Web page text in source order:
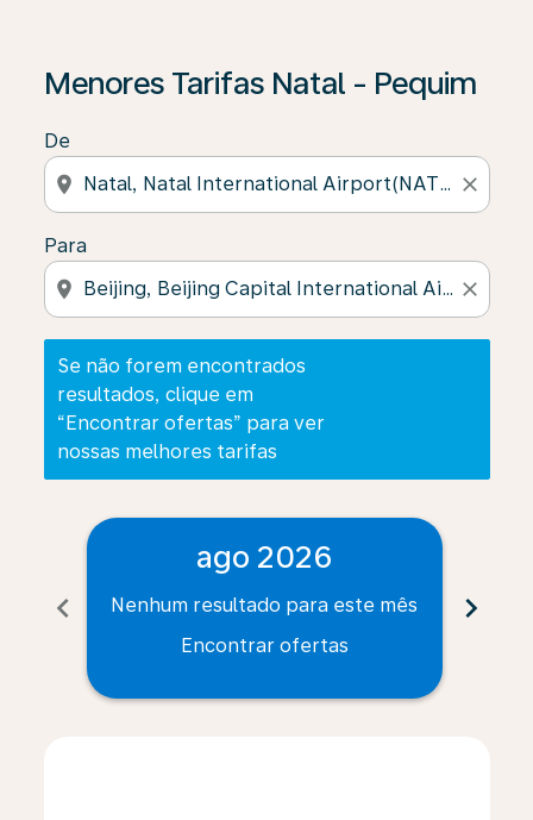
Menores Tarifas Natal - Pequim
De
location_on close
Para
location_on close
Se não forem encontrados
resultados, clique em
“Encontrar ofertas” para ver
nossas melhores tarifas
Se não forem encontrados resultados, clique em
chevron_left
ago 2026
Nenhum resultado para este mês
Encontrar ofertas
chevron_right